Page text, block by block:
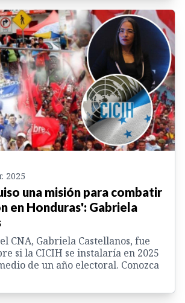
2025
una misión para combatir
en Honduras': Gabriela
CNA, Gabriela Castellanos, fue
si la CICIH se instalaría en 2025
de un año electoral. Conozca